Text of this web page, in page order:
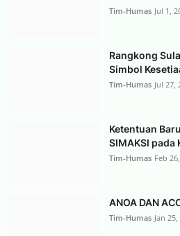
Tim-Humas Jul 1,
Rangkong
Simbol
Tim-Humas Jul 27,
Ketentuan
SIMAKSI pada
Tim-Humas Feb
ANOA DAN
Tim-Humas Jan